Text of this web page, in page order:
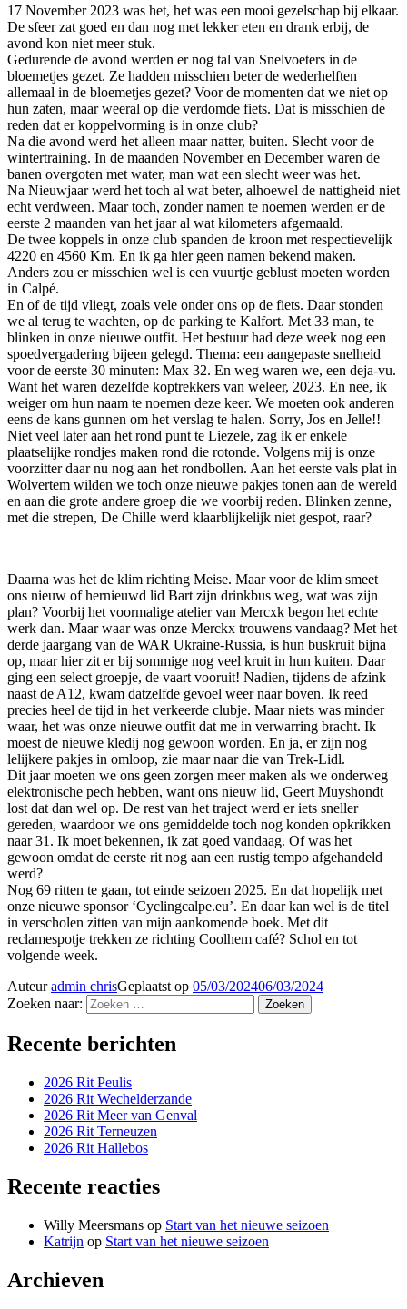
17 November 2023 was het, het was een mooi gezelschap bij elkaar.
De sfeer zat goed en dan nog met lekker eten en drank erbij, de
avond kon niet meer stuk.
Gedurende de avond werden er nog tal van Snelvoeters in de
bloemetjes gezet. Ze hadden misschien beter de wederhelften
allemaal in de bloemetjes gezet? Voor de momenten dat we niet op
hun zaten, maar weeral op die verdomde fiets. Dat is misschien de
reden dat er koppelvorming is in onze club?
Na die avond werd het alleen maar natter, buiten. Slecht voor de
wintertraining. In de maanden November en December waren de
banen overgoten met water, man wat een slecht weer was het.
Na Nieuwjaar werd het toch al wat beter, alhoewel de nattigheid niet
echt verdween. Maar toch, zonder namen te noemen werden er de
eerste 2 maanden van het jaar al wat kilometers afgemaald.
De twee koppels in onze club spanden de kroon met respectievelijk
4220 en 4560 Km. En ik ga hier geen namen bekend maken.
Anders zou er misschien wel is een vuurtje geblust moeten worden
in Calpé.
En of de tijd vliegt, zoals vele onder ons op de fiets. Daar stonden
we al terug te wachten, op de parking te Kalfort. Met 33 man, te
blinken in onze nieuwe outfit. Het bestuur had deze week nog een
spoedvergadering bijeen gelegd. Thema: een aangepaste snelheid
voor de eerste 30 minuten: Max 32. En weg waren we, een deja-vu.
Want het waren dezelfde koptrekkers van weleer, 2023. En nee, ik
weiger om hun naam te noemen deze keer. We moeten ook anderen
eens de kans gunnen om het verslag te halen. Sorry, Jos en Jelle!!
Niet veel later aan het rond punt te Liezele, zag ik er enkele
plaatselijke rondjes maken rond die rotonde. Volgens mij is onze
voorzitter daar nu nog aan het rondbollen. Aan het eerste vals plat in
Wolvertem wilden we toch onze nieuwe pakjes tonen aan de wereld
en aan die grote andere groep die we voorbij reden. Blinken zenne,
met die strepen, De Chille werd klaarblijkelijk niet gespot, raar?
Daarna was het de klim richting Meise. Maar voor de klim smeet
ons nieuw of hernieuwd lid Bart zijn drinkbus weg, wat was zijn
plan? Voorbij het voormalige atelier van Mercxk begon het echte
werk dan. Maar waar was onze Merckx trouwens vandaag? Met het
derde jaargang van de WAR Ukraine-Russia, is hun buskruit bijna
op, maar hier zit er bij sommige nog veel kruit in hun kuiten. Daar
ging een select groepje, de vaart vooruit! Nadien, tijdens de afzink
naast de A12, kwam datzelfde gevoel weer naar boven. Ik reed
precies heel de tijd in het verkeerde clubje. Maar niets was minder
waar, het was onze nieuwe outfit dat me in verwarring bracht. Ik
moest de nieuwe kledij nog gewoon worden. En ja, er zijn nog
lelijkere pakjes in omloop, zie maar naar die van Trek-Lidl.
Dit jaar moeten we ons geen zorgen meer maken als we onderweg
elektronische pech hebben, want ons nieuw lid, Geert Muyshondt
lost dat dan wel op. De rest van het traject werd er iets sneller
gereden, waardoor we ons gemiddelde toch nog konden opkrikken
naar 31. Ik moet bekennen, ik zat goed vandaag. Of was het
gewoon omdat de eerste rit nog aan een rustig tempo afgehandeld
werd?
Nog 69 ritten te gaan, tot einde seizoen 2025. En dat hopelijk met
onze nieuwe sponsor ‘Cyclingcalpe.eu’. En daar kan wel is de titel
in verscholen zitten van mijn aankomende boek. Met dit
reclamespotje trekken ze richting Coolhem café? Schol en tot
volgende week.
Auteuradmin chrisGeplaatst op 05/03/202406/03/2024
Zoeken naar:
Zoeken
Recente berichten
2026 Rit Peulis
2026 Rit Wechelderzande
2026 Rit Meer van Genval
2026 Rit Terneuzen
2026 Rit Hallebos
Recente reacties
Willy Meersmans op Start van het nieuwe seizoen
Katrijn op Start van het nieuwe seizoen
Archieven